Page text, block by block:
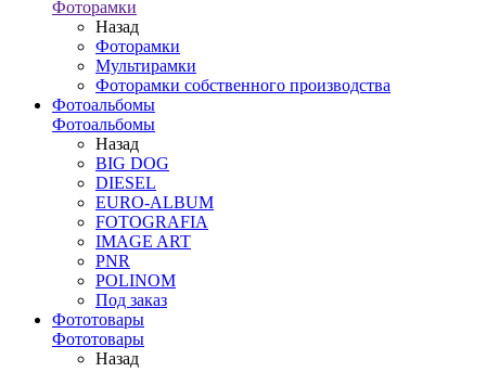
Фоторамки
Назад
Фоторамки
Мультирамки
Фоторамки собственного производства
Фотоальбомы
Фотоальбомы
Назад
BIG DOG
DIESEL
EURO-ALBUM
FOTOGRAFIA
IMAGE ART
PNR
POLINOM
Под заказ
Фототовары
Фототовары
Назад